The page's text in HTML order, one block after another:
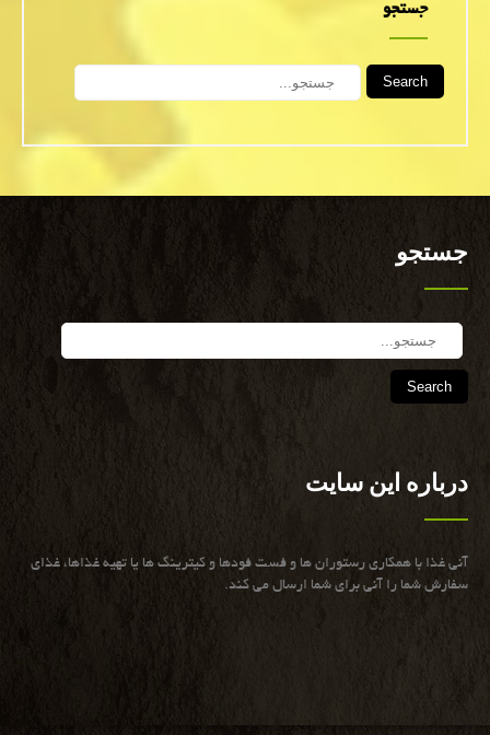
جستجو
Search
جستجو
درباره این سایت
آنی غذا با همكاری رستوران ها و فست فودها و كیترینگ ها یا تهیه غذاها، غذای
سفارش شما را آنی برای شما ارسال می كند.